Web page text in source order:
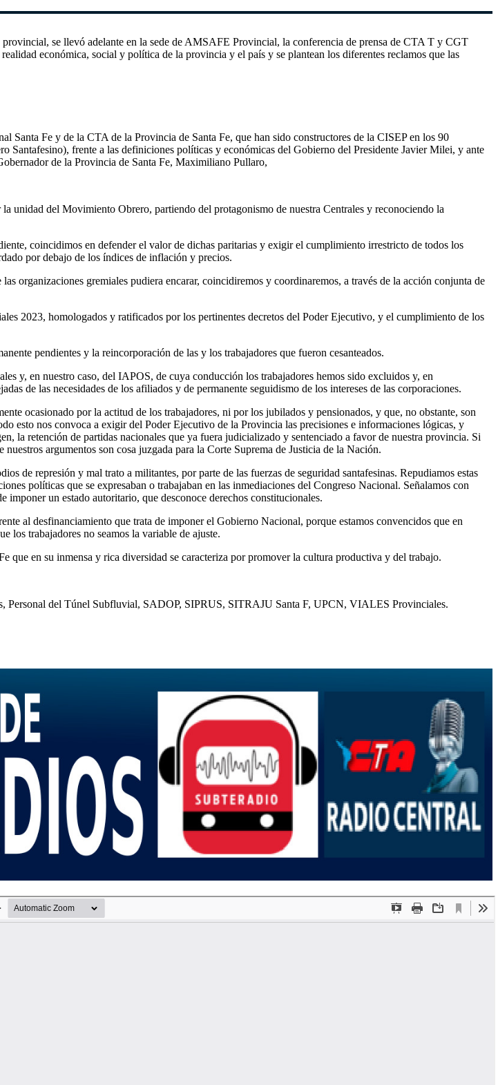
se llevó adelante en la sede de AMSAFE Provincial, la conferencia de prensa de CTA T y CGT
económica, social y política de la provincia y el país y se plantean los diferentes reclamos que las
Santa Fe y de la CTA de la Provincia de Santa Fe, que han sido constructores de la CISEP en los 90
frente a las definiciones políticas y económicas del Gobierno del Presidente Javier Milei, y ante
de la Provincia de Santa Fe, Maximiliano Pullaro,
unidad del Movimiento Obrero, partiendo del protagonismo de nuestra Centrales y reconociendo la
coincidimos en defender el valor de dichas paritarias y exigir el cumplimiento irrestricto de todos los
por debajo de los índices de inflación y precios.
organizaciones gremiales pudiera encarar, coincidiremos y coordinaremos, a través de la acción conjunta de
2023, homologados y ratificados por los pertinentes decretos del Poder Ejecutivo, y el cumplimiento de los
pendientes y la reincorporación de las y los trabajadores que fueron cesanteados.
y, en nuestro caso, del IAPOS, de cuya conducción los trabajadores hemos sido excluidos y, en
de las necesidades de los afiliados y de permanente seguidismo de los intereses de las corporaciones.
ocasionado por la actitud de los trabajadores, ni por los jubilados y pensionados, y que, no obstante, son
esto nos convoca a exigir del Poder Ejecutivo de la Provincia las precisiones e informaciones lógicas, y
la retención de partidas nacionales que ya fuera judicializado y sentenciado a favor de nuestra provincia. Si
argumentos son cosa juzgada para la Corte Suprema de Justicia de la Nación.
de represión y mal trato a militantes, por parte de las fuerzas de seguridad santafesinas. Repudiamos estas
políticas que se expresaban o trabajaban en las inmediaciones del Congreso Nacional. Señalamos con
imponer un estado autoritario, que desconoce derechos constitucionales.
al desfinanciamiento que trata de imponer el Gobierno Nacional, porque estamos convencidos que en
los trabajadores no seamos la variable de ajuste.
que en su inmensa y rica diversidad se caracteriza por promover la cultura productiva y del trabajo.
del Túnel Subfluvial, SADOP, SIPRUS, SITRAJU Santa F, UPCN, VIALES Provinciales.